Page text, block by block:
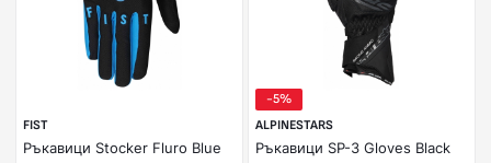
FIST
Ръкавици Stocker Fluro Blue
-5%
ALPINESTARS
Ръкавици SP-3 Gloves Black